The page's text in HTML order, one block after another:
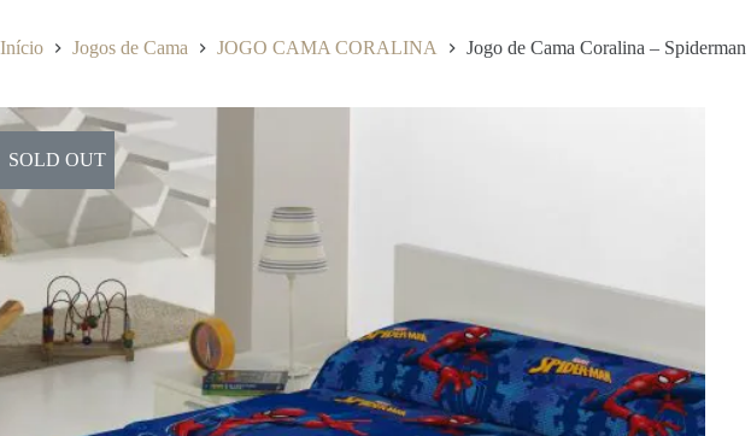
Início Jogos de Cama JOGO CAMA CORALINA Jogo de Cama Coralina – Spiderman
SOLD OUT